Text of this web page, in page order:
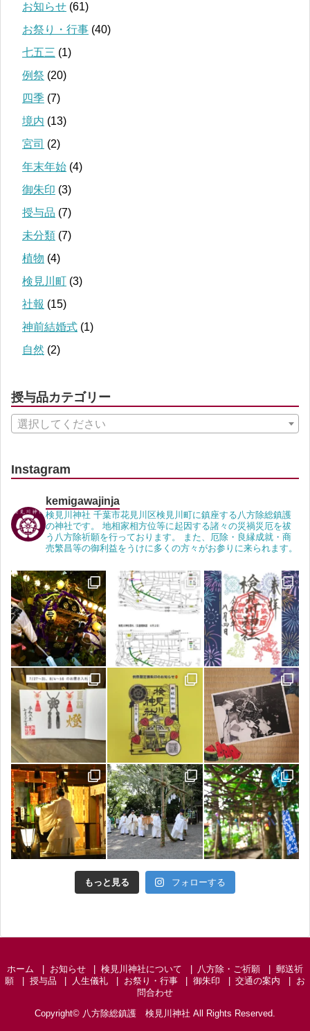
お知らせ (61)
お祭り・行事 (40)
七五三 (1)
例祭 (20)
四季 (7)
境内 (13)
宮司 (2)
年末年始 (4)
御朱印 (3)
授与品 (7)
未分類 (7)
植物 (4)
検見川町 (3)
社報 (15)
神前結婚式 (1)
自然 (2)
授与品カテゴリー
選択してください
Instagram
kemigawajinja
検見川神社 千葉市花見川区検見川町に鎮座する八方除総鎮護
の神社です。 地相家相方位等に起因する諸々の災禍災厄を祓
う八方除祈願を行っております。 また、厄除・良縁成就・商
売繁昌等の御利益をうけに多くの方々がお参りに来られます。
もっと見る フォローする
ホーム お知らせ 検見川神社について 八方除・ご祈願
郵送祈
願
授与品 人生儀礼 お祭り・行事 御朱印 交通の案内
お
問合わせ
Copyright© 八方除総鎮護 検見川神社 All Rights Reserved.